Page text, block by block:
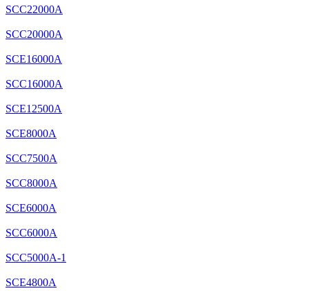
SCC22000A
SCC20000A
SCE16000A
SCC16000A
SCE12500A
SCE8000A
SCC7500A
SCC8000A
SCE6000A
SCC6000A
SCC5000A-1
SCE4800A